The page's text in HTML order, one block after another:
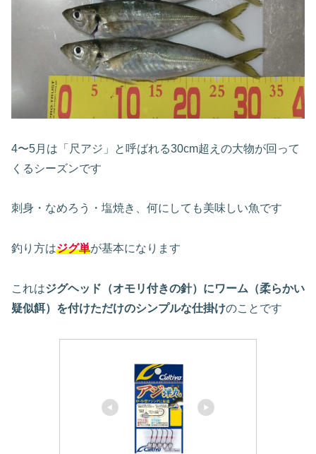
4〜5月は「尺アジ」と呼ばれる30cm超えの大物が回って
くるシーズンです
刺身・なめろう・塩焼き、何にしても美味しい魚です
釣り方はジグ単が基本になります
これはジグヘッド（オモリ付きの針）にワーム（柔らかい
疑似餌）を付けただけのシンプルな仕掛けのことです